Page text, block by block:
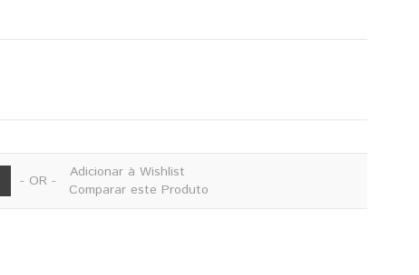
- OR -
Adicionar à Wishlist
Comparar este Produto